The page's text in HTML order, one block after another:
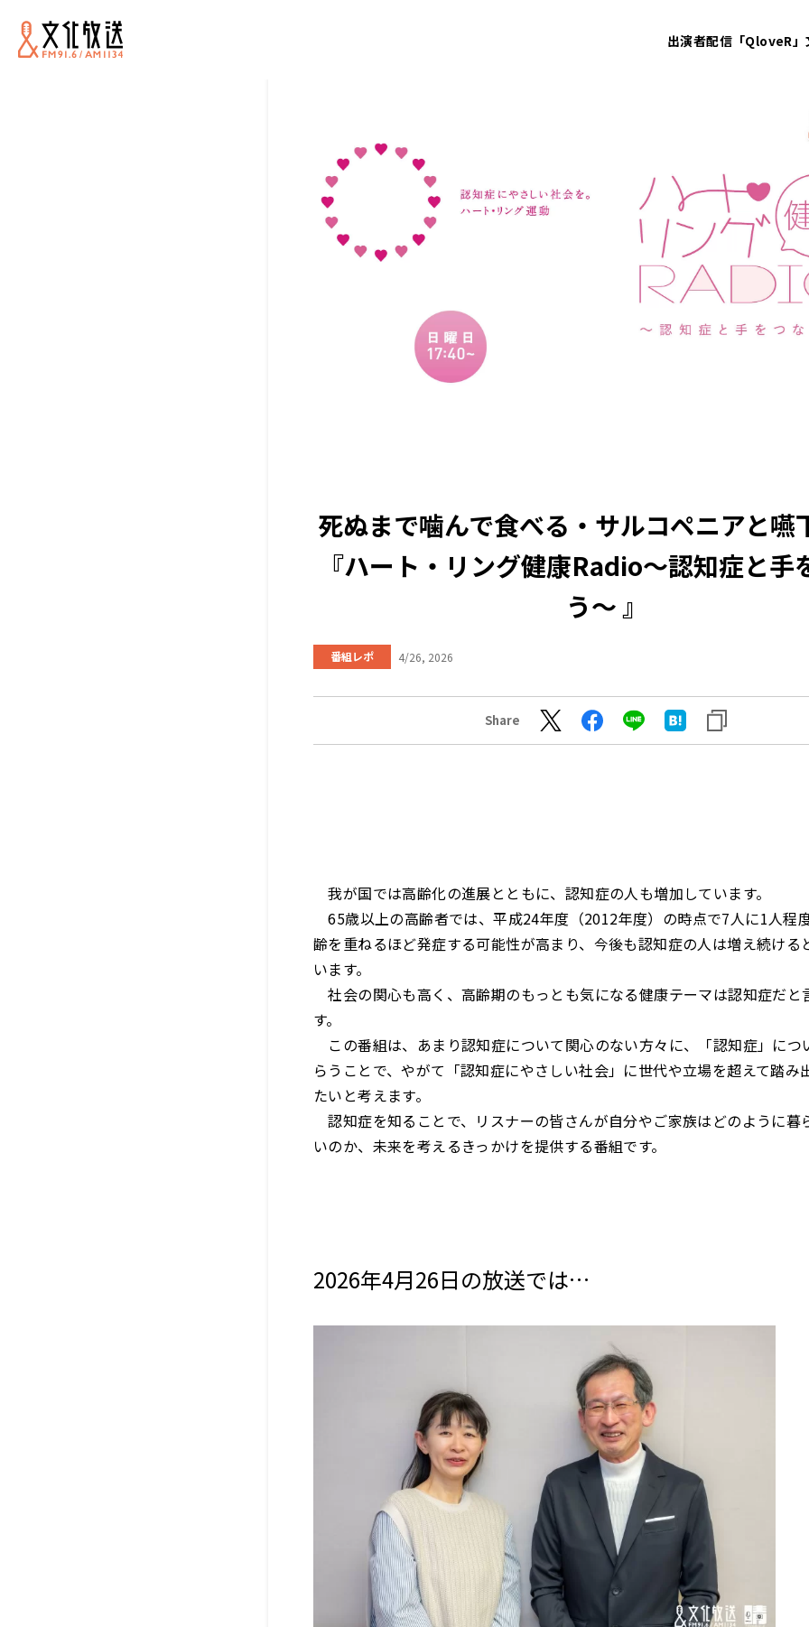
出演者配信「QloveR」
死ぬまで噛んで食べる・サルコペニアと
『ハート・リング健康Radio～認知症と手
う〜 』
番組レポ 4/26, 2026
Share
我が国では高齢化の進展とともに、認知症の人も増加しています。
65歳以上の高齢者では、平成24年度（2012年度）の時点で7人に1人程
齢を重ねるほど発症する可能性が高まり、今後も認知症の人は増え続ける
います。
社会の関心も高く、高齢期のもっとも気になる健康テーマは認知症だと
す。
この番組は、あまり認知症について関心のない方々に、「認知症」につ
らうことで、やがて「認知症にやさしい社会」に世代や立場を超えて踏み
たいと考えます。
認知症を知ることで、リスナーの皆さんが自分やご家族はどのように暮
いのか、未来を考えるきっかけを提供する番組です。
2026年4月26日の放送では…